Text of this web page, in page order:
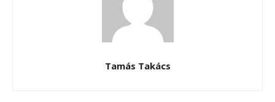
Tamás Takács